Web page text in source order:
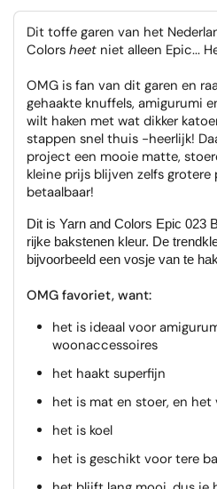
Dit toffe garen van het
Colors heet niet alleen Epic...
OMG is fan van dit garen en
gehaakte knuffels, amigurumi
wilt haken met wat dikker
stappen snel thuis -heerlijk!
project een mooie matte,
kleine prijs blijven zelfs grotere
betaalbaar!
Dit is Yarn and Colors Epic 023
rijke bakstenen kleur. De
bijvoorbeeld een vosje van te
OMG favoriet, want:
het is ideaal voor
woonaccessoires
het haakt superfijn
het is mat en stoer, en het
het is koel
het is geschikt voor tere